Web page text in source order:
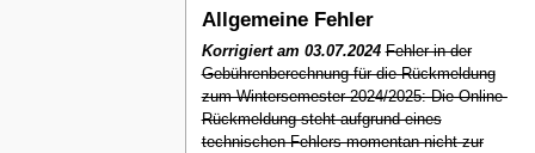
Allgemeine Fehler
Korrigiert am 03.07.2024 Fehler in der
Gebührenberechnung für die Rückmeldung
zum Wintersemester 2024/2025: Die Online-
Rückmeldung steht aufgrund eines
technischen Fehlers momentan nicht zur